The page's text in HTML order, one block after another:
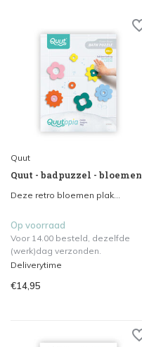
Quut
Quut - badpuzzel - bloemen
Deze retro bloemen plak...
Op voorraad
Voor 14.00 besteld, dezelfde
(werk)dag verzonden.
Deliverytime
€14,95